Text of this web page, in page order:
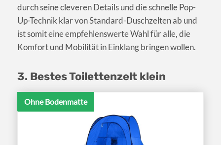
durch seine cleveren Details und die schnelle Pop-
Up-Technik klar von Standard-Duschzelten ab und
ist somit eine empfehlenswerte Wahl für alle, die
Komfort und Mobilität in Einklang bringen wollen.
3. Bestes Toilettenzelt klein
Ohne Bodenmatte